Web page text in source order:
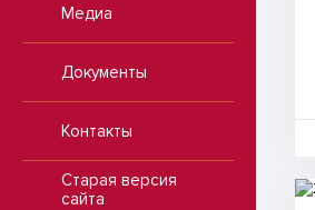
Медиа
Документы
Контакты
Старая версия
сайта